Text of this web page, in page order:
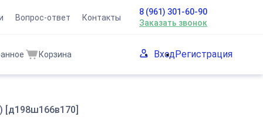
Вопрос-ответ Контакты
8 (961) 301-60-90
Заказать звонок
Корзина ВходРегистрация
[д198ш166в170]